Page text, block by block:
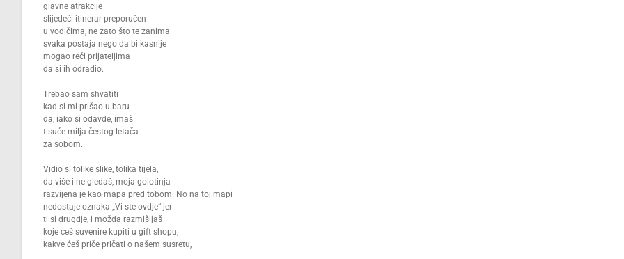
glavne atrakcije
slijedeći itinerar preporučen
u vodičima, ne zato što te zanima
svaka postaja nego da bi kasnije
mogao reći prijateljima
da si ih odradio.
Trebao sam shvatiti
kad si mi prišao u baru
da, iako si odavde, imaš
tisuće milja čestog letača
za sobom.
Vidio si tolike slike, tolika tijela,
da više i ne gledaš, moja golotinja
razvijena je kao mapa pred tobom. No na toj mapi
nedostaje oznaka „Vi ste ovdje“ jer
ti si drugdje, i možda razmišljaš
koje ćeš suvenire kupiti u gift shopu,
kakve ćeš priče pričati o našem susretu,